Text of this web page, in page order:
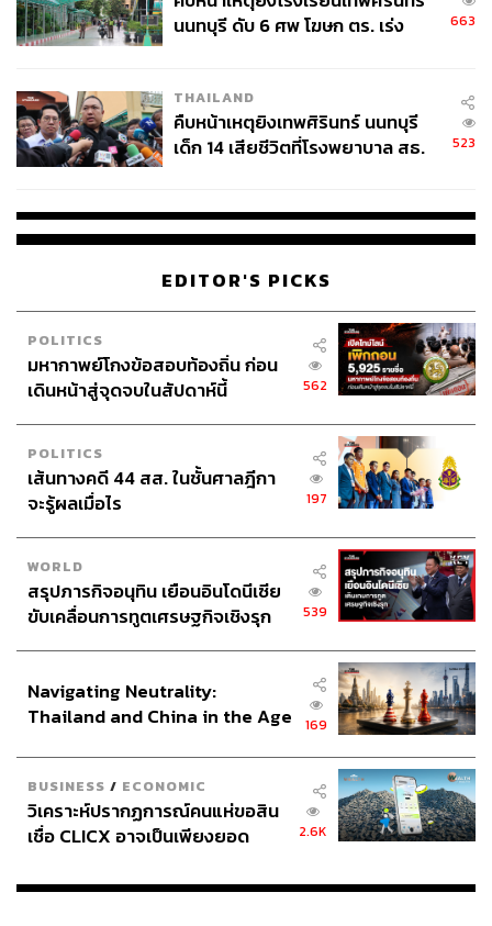
เมื่อมองครบทั้ง Supply Chain ของอาชญากรรม จะพบปัจจัย
โครงสร้างชัดเจน 4 ข้อ
1. ช่องโหว่ด้าน KYC–AML ในตลาด Crypto ยังไม่ปิด
สนิท
แม้ไทยออกกฎคริปโตเข้มระดับหนึ่ง แต่ตลาด OTC,
Exchange ต่างชาติ, Wallet นอมินี ยังเป็นช่องทางที่คุมยาก
2. ตลาดอสังหาฯ ไทยเปิดให้ Non-Resident ซื้อได้ง่าย
กว่าเพื่อนบ้าน
ขณะที่ไทยมี supply คอนโดล้นเมือง ทำให้ไทยกลายเป็น
‘ตลาดพร้อมขาย’ สำหรับเงินที่ต้องการเปลี่ยนสภาพเป็น
ทรัพย์สิน
3. เครือข่ายอาชญากรรมมีฐานในกัมพูชา แต่ต้องการ
‘ปลายทางที่มั่นคง’
พิสูจน์ทราบได้จากการที่มีหลายคดี เช่น เฉิน จื้อ, ก๊ก อาน,
เบนสมิธ–แตงไทย ล้วนปฏิบัติการในกัมพูชา แต่ปลายทาง
ฟอกเงินคือไทย ซึ่งส่วนหนึ่งอาจเป็นระบบศาลไทย, ตลาดอสัง
หาไทย และสกุลเงินบาท มีเสถียรภาพมากกว่า ทำให้ money
laundering ‘น่าใช้กว่า’
4. ความเร็วของเทคโนโลยี vs ความเร็วของกฎระเบียบ
Hybrid Scam ใช้เทคโนโลยีบล็อกเชน – AI ซึ่ง voice –
นนทบุรี ดับ 6 ศพ โฆษก ตร. เร่ง
663
THAILAND
คืบหน้าเหตุยิงเทพศิรินทร์ นนทบุรี
เด็ก 14 เสียชีวิตที่โรงพยาบาล สธ.
523
EDITOR'S PICKS
POLITICS
มหากาพย์โกงข้อสอบท้องถิ่น ก่อน
เดินหน้าสู่จุดจบในสัปดาห์นี้
562
POLITICS
เส้นทางคดี 44 สส. ในชั้นศาลฎีกา
จะรู้ผลเมื่อไร
197
WORLD
สรุปภารกิจอนุทิน เยือนอินโดนีเซีย
ขับเคลื่อนการทูตเศรษฐกิจเชิงรุก
539
Navigating Neutrality:
Thailand and China in the Age
169
BUSINESS / ECONOMIC
วิเคราะห์ปรากฏการณ์คนแห่ขอสิน
เชื่อ CLICX อาจเป็นเพียงยอด
เรือนไทยที่ถูกซุกไว้
2.6K